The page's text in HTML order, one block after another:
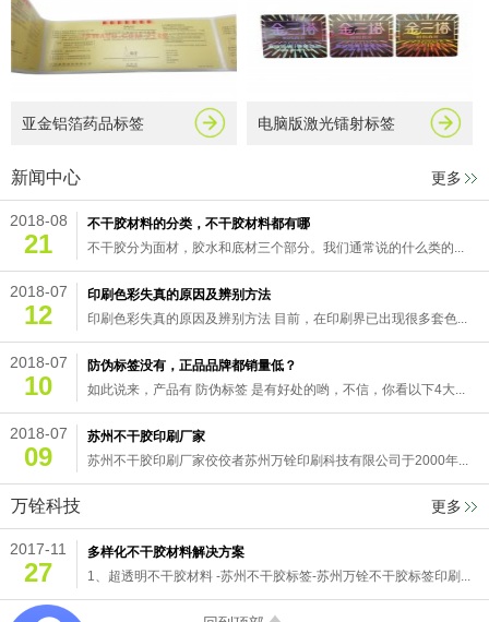
亚金铝箔药品标签 电脑版激光镭射标签
新闻中心 更多
2018-08
21
不干胶材料的分类，不干胶材料都有哪
不干胶分为面材，胶水和底材三个部分。我们通常说的什么类的...
2018-07
12
印刷色彩失真的原因及辨别方法
印刷色彩失真的原因及辨别方法 目前，在印刷界已出现很多套色...
2018-07
10
防伪标签没有，正品品牌都销量低？
如此说来，产品有 防伪标签 是有好处的哟，不信，你看以下4大...
2018-07
09
苏州不干胶印刷厂家
苏州不干胶印刷厂家佼佼者苏州万铨印刷科技有限公司于2000年...
万铨科技 更多
2017-11
27
多样化不干胶材料解决方案
1、超透明不干胶材料 -苏州不干胶标签-苏州万铨不干胶标签印刷...